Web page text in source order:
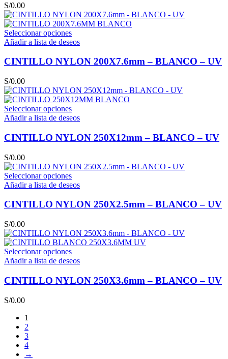
S/0.00
Seleccionar opciones
Añadir a lista de deseos
CINTILLO NYLON 200X7.6mm – BLANCO – UV
S/0.00
Seleccionar opciones
Añadir a lista de deseos
CINTILLO NYLON 250X12mm – BLANCO – UV
S/0.00
Seleccionar opciones
Añadir a lista de deseos
CINTILLO NYLON 250X2.5mm – BLANCO – UV
S/0.00
Seleccionar opciones
Añadir a lista de deseos
CINTILLO NYLON 250X3.6mm – BLANCO – UV
S/0.00
1
2
3
4
→